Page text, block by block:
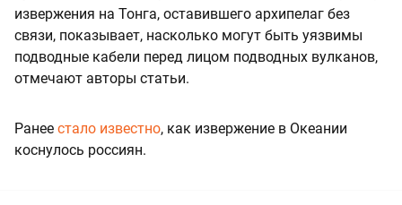
извержения на Тонга, оставившего архипелаг без
связи, показывает, насколько могут быть уязвимы
подводные кабели перед лицом подводных вулканов,
отмечают авторы статьи.
Ранее стало известно, как извержение в Океании
коснулось россиян.